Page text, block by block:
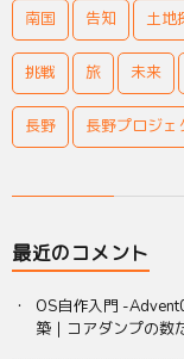
南国 告知 土地
挑戦 旅 未来
長野 長野プロジェ
最近のコメント
OS自作入門 -
築｜コアダンプの数